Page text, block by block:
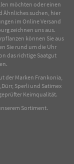
möchten oder einen
Ähnliches suchen, hier
im OnlineVersand
zeichnen uns aus.
können Sie aus
Sie rund um die Uhr
das richtige Saatgut
der Marken Frankonia,
Sperli und Satimex
Keimqualität.
Sortiment.